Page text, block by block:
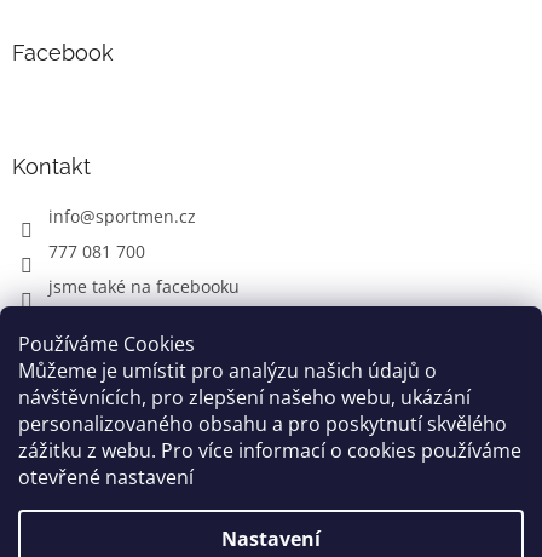
Používáme Cookies
Můžeme je umístit pro analýzu našich údajů o
návštěvnících, pro zlepšení našeho webu, ukázání
personalizovaného obsahu a pro poskytnutí skvělého
zážitku z webu. Pro více informací o cookies používáme
otevřené nastavení
Nastavení
Facebook
Kontakt
info@sportmen.cz
777 081 700
jsme také na facebooku
CYKLO OBLEČENÍ